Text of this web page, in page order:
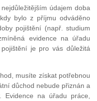
údajem doba
bylo z příjmu odváděno
pojištění (např. studium
evidence na úřadu
je pro vás důležitá
musíte získat potřebnou
důchod nebude přiznán a
Evidence na úřadu práce,